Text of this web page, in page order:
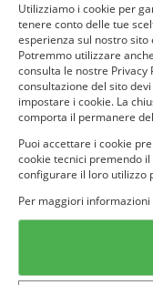
1
3 o pìu
Utilizziamo i cookie per
tenere conto delle tue
esperienza sul nostro
Potremmo utilizzare
consulta le nostre Privacy
consultazione del sito
impostare i cookie. La
comporta il permanere
Puoi accettare i cookie
cookie tecnici premendo
configurare il loro utilizzo
Per maggiori